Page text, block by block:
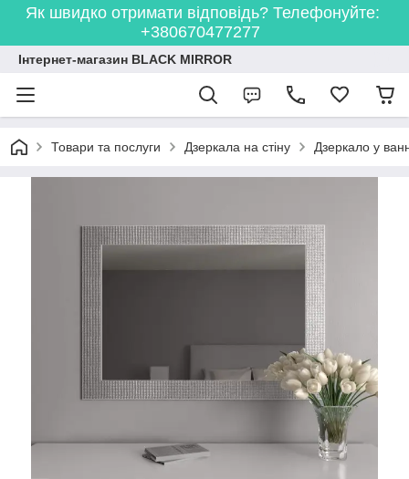
Як швидко отримати відповідь? Телефонуйте:
+380670477277
Інтернет-магазин BLACK MIRROR
Товари та послуги Дзеркала на стіну Дзеркало у